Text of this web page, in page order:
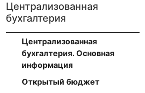
Централизованная
бухгалтерия
Централизованная
бухгалтерия. Основная
информация
Открытый бюджет